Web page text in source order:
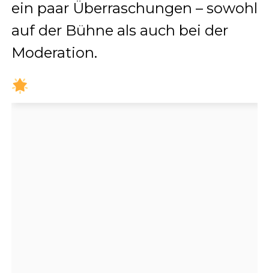
ein paar Überraschungen – sowohl
auf der Bühne als auch bei der
Moderation.